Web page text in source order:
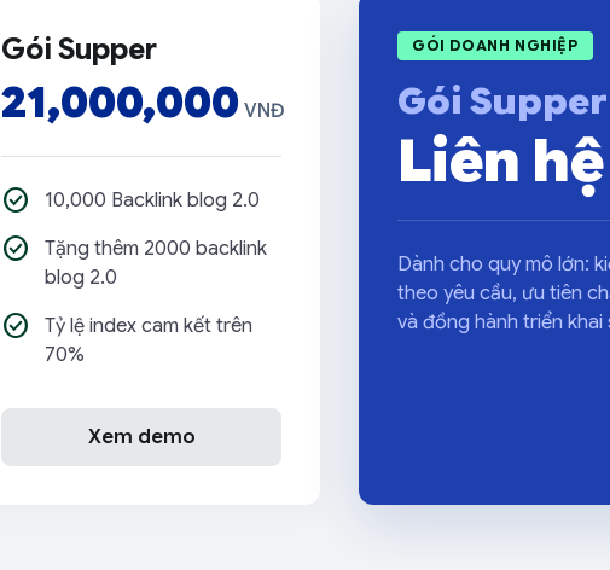
Gói Supper
21,000,000 VNĐ
check_circle 10,000 Backlink blog 2.0
check_circle
Tặng thêm 2000 backlink
blog 2.0
check_circle
Tỷ lệ index cam kết trên
70%
Xem demo
GÓI DOANH NGHIỆP
Gói
Liên hệ
Dành cho quy mô lớn:
theo yêu cầu, ưu tiên
và đồng hành triển khai